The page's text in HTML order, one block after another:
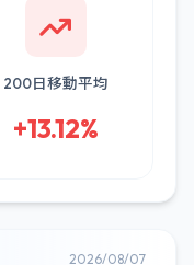
200日移動平均
+13.12%
2026/08/07